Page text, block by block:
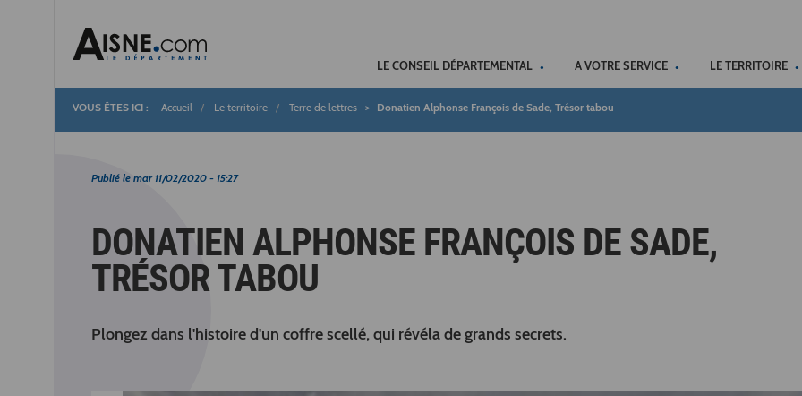
LE CONSEIL DÉPARTEMENTAL A VOTRE SERVICE LE TERRITOIRE
Fil
d'Ariane
Accueil Le territoire Terre de lettres Donatien Alphonse François de Sade, Trésor tabou
Publié le mar 11/02/2020 - 15:27
DONATIEN ALPHONSE FRANÇOIS DE SADE,
TRÉSOR TABOU
Plongez dans l'histoire d'un coffre scellé, qui révéla de grands secrets.